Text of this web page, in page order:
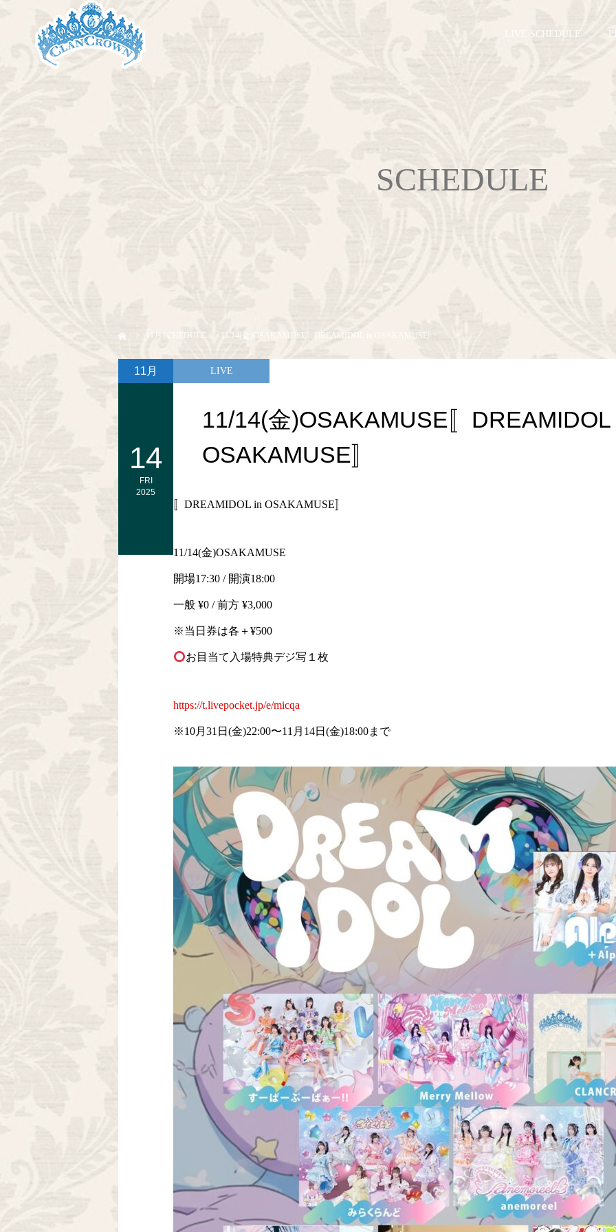
LIVE SCHEDULE
SCHEDULE
月SCHEDULE 11/14(金)OSAKAMUSE〚DREAMIDOL in OSAKAMUSE〛
11/14(金)OSAKAMUSE〚DREAMIDOL
OSAKAMUSE〛
11月
14
FRI
2025
LIVE
〚DREAMIDOL in OSAKAMUSE〛
11/14(金)OSAKAMUSE
開場17:30 / 開演18:00
一般 ¥0 / 前方 ¥3,000
※当日券は各＋¥500
お目当て入場特典デジ写１枚
https://t.livepocket.jp/e/micqa
※10月31日(金)22:00〜11月14日(金)18:00まで